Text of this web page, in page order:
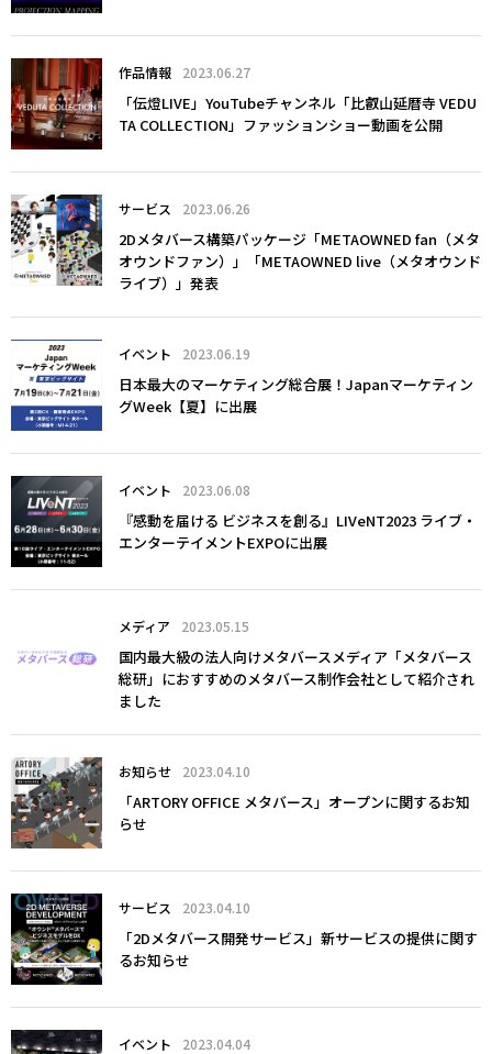
作品情報 2023.06.27
「伝燈LIVE」YouTubeチャンネル「比叡山延暦寺 VEDU
TA COLLECTION」ファッションショー動画を公開
サービス 2023.06.26
2Dメタバース構築パッケージ「METAOWNED fan（メタ
オウンドファン）」「METAOWNED live（メタオウンド
ライブ）」発表
イベント 2023.06.19
日本最大のマーケティング総合展！Japanマーケティン
グWeek【夏】に出展
イベント 2023.06.08
『感動を届ける ビジネスを創る』LIVeNT2023 ライブ・
エンターテイメントEXPOに出展
メディア 2023.05.15
国内最大級の法人向けメタバースメディア「メタバース
総研」におすすめのメタバース制作会社として紹介され
ました
お知らせ 2023.04.10
「ARTORY OFFICE メタバース」オープンに関するお知
らせ
サービス 2023.04.10
「2Dメタバース開発サービス」新サービスの提供に関す
るお知らせ
イベント 2023.04.04